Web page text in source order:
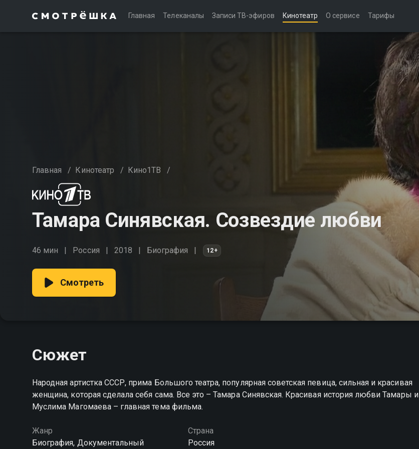
Главная Телеканалы Записи ТВ-эфиров Кинотеатр О сервисе Тарифы
Главная / Кинотеатр / Кино1ТВ /
Тамара Синявская. Созвездие любви
46 мин Россия 2018 Биография 12+
Смотреть
Сюжет
Народная артистка СССР, прима Большого театра, популярная советская певица, сильная и красивая
женщина, которая сделала себя сама. Все это – Тамара Синявская. Красивая история любви Тамары и
Муслима Магомаева – главная тема фильма.
Жанр
Биография, Документальный
Страна
Россия